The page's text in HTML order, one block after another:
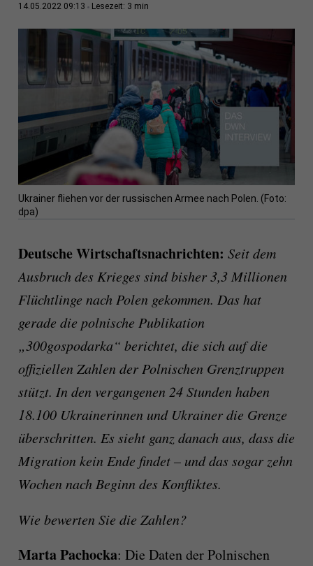
14.05.2022 09:13 Lesezeit: 3 min
Ukrainer fliehen vor der russischen Armee nach Polen. (Foto:
dpa)
Deutsche Wirtschaftsnachrichten: Seit dem
Ausbruch des Krieges sind bisher 3,3 Millionen
Flüchtlinge nach Polen gekommen. Das hat
gerade die polnische Publikation
„300gospodarka“ berichtet, die sich auf die
offiziellen Zahlen der Polnischen Grenztruppen
stützt. In den vergangenen 24 Stunden haben
18.100 Ukrainerinnen und Ukrainer die Grenze
überschritten. Es sieht ganz danach aus, dass die
Migration kein Ende findet – und das sogar zehn
Wochen nach Beginn des Konfliktes.
Wie bewerten Sie die Zahlen?
Marta Pachocka: Die Daten der Polnischen